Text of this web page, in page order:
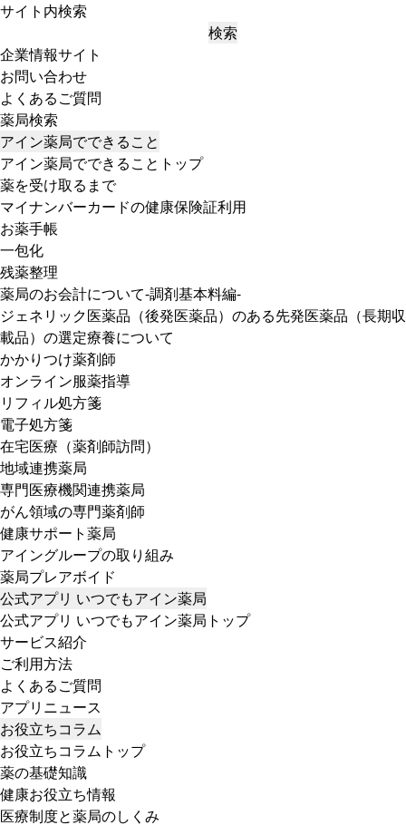
サイト内検索
検索
企業情報サイト
お問い合わせ
よくあるご質問
薬局検索
アイン薬局でできること
アイン薬局でできることトップ
薬を受け取るまで
マイナンバーカードの健康保険証利用
お薬手帳
一包化
残薬整理
薬局のお会計について-調剤基本料編-
ジェネリック医薬品（後発医薬品）のある先発医薬品（長期収
載品）の選定療養について
かかりつけ薬剤師
オンライン服薬指導
リフィル処方箋
電子処方箋
在宅医療（薬剤師訪問）
地域連携薬局
専門医療機関連携薬局
がん領域の専門薬剤師
健康サポート薬局
アイングループの取り組み
薬局プレアボイド
公式アプリ いつでもアイン薬局
公式アプリ いつでもアイン薬局トップ
サービス紹介
ご利用方法
よくあるご質問
アプリニュース
お役立ちコラム
お役立ちコラムトップ
薬の基礎知識
健康お役立ち情報
医療制度と薬局のしくみ